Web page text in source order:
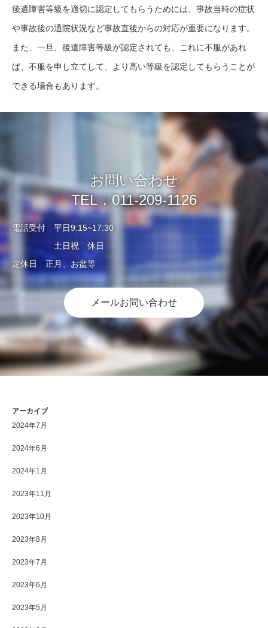
後遺障害等級を適切に認定してもらうためには、事故当時の症状
や事故後の通院状況など事故直後からの対応が重要になります。
また、一旦、後遺障害等級が認定されても、これに不服があれ
ば、不服を申し立てして、より高い等級を認定してもらうことが
できる場合もあります。
お問い合わせ
TEL．011-209-1126
電話受付 平日9:15~17:30
土日祝 休日
定休日 正月、お盆等
メールお問い合わせ
アーカイブ
2024年7月
2024年6月
2024年1月
2023年11月
2023年10月
2023年8月
2023年7月
2023年6月
2023年5月